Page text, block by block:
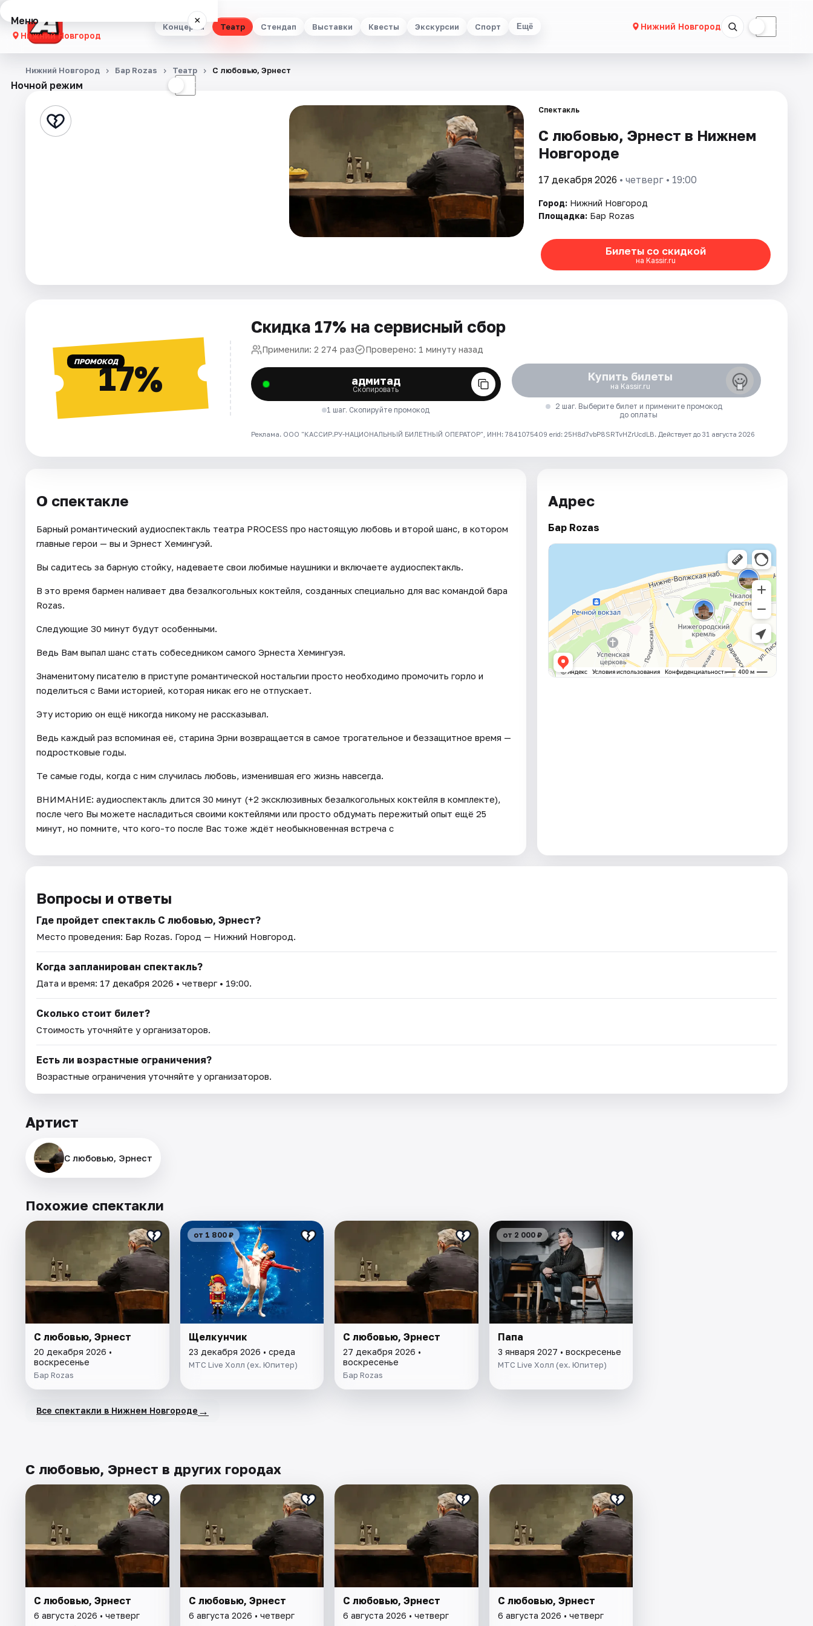
Концерты Театр Стендап Выставки Квесты Экскурсии Спорт Ещё Нижний Новгород ☾
Меню ×
Нижний Новгород
Концерты
Стендап
Артисты
Рейтинги
Ночной режим ☾
Нижний Новгород Бар Rozas Театр С любовью, Эрнест
Спектакль
С любовью, Эрнест в Нижнем
Новгороде
17 декабря 2026 • четверг • 19:00
Город: Нижний Новгород
Площадка: Бар Rozas
Билеты со скидкой
на Kassir.ru
ПРОМОКОД17%
Скидка 17% на сервисный сбор
Применили: 2 274 раз Проверено: 1 минуту назад
адмитад
Скопировать
1 шаг. Скопируйте промокод
Купить билеты
на Kassir.ru
2 шаг. Выберите билет и примените промокод
до оплаты
Реклама. ООО "КАССИР.РУ-НАЦИОНАЛЬНЫЙ БИЛЕТНЫЙ ОПЕРАТОР", ИНН: 7841075409 erid: 25H8d7vbP8SRTvHZrUcdLB. Действует до 31 августа 2026
О спектакле
Барный романтический аудиоспектакль театра PROCESS про настоящую любовь и второй шанс, в котором
главные герои — вы и Эрнест Хемингуэй.
Вы садитесь за барную стойку, надеваете свои любимые наушники и включаете аудиоспектакль.
В это время бармен наливает два безалкогольных коктейля, созданных специально для вас командой бара
Rozas.
Следующие 30 минут будут особенными.
Ведь Вам выпал шанс стать собеседником самого Эрнеста Хемингуэя.
Знаменитому писателю в приступе романтической ностальгии просто необходимо промочить горло и
поделиться с Вами историей, которая никак его не отпускает.
Эту историю он ещё никогда никому не рассказывал.
Ведь каждый раз вспоминая её, старина Эрни возвращается в самое трогательное и беззащитное время —
подростковые годы.
Те самые годы, когда с ним случилась любовь, изменившая его жизнь навсегда.
ВНИМАНИЕ: аудиоспектакль длится 30 минут (+2 эксклюзивных безалкогольных коктейля в комплекте),
после чего Вы можете насладиться своими коктейлями или просто обдумать пережитый опыт ещё 25
минут, но помните, что кого-то после Вас тоже ждёт необыкновенная встреча с
Адрес
Бар Rozas
Вопросы и ответы
Где пройдет спектакль С любовью, Эрнест?
Место проведения: Бар Rozas. Город — Нижний Новгород.
Когда запланирован спектакль?
Дата и время: 17 декабря 2026 • четверг • 19:00.
Сколько стоит билет?
Стоимость уточняйте у организаторов.
Есть ли возрастные ограничения?
Возрастные ограничения уточняйте у организаторов.
Артист
С любовью, Эрнест
Похожие спектакли
С любовью, Эрнест
20 декабря 2026 •
воскресенье
Бар Rozas
от 1 800 ₽
Щелкунчик
23 декабря 2026 • среда
МТС Live Холл (ex. Юпитер)
С любовью, Эрнест
27 декабря 2026 •
воскресенье
Бар Rozas
от 2 000 ₽
Папа
3 января 2027 • воскресенье
МТС Live Холл (ex. Юпитер)
Все спектакли в Нижнем Новгороде →
С любовью, Эрнест в других городах
С любовью, Эрнест
6 августа 2026 • четверг
С любовью, Эрнест
6 августа 2026 • четверг
С любовью, Эрнест
6 августа 2026 • четверг
С любовью, Эрнест
6 августа 2026 • четверг